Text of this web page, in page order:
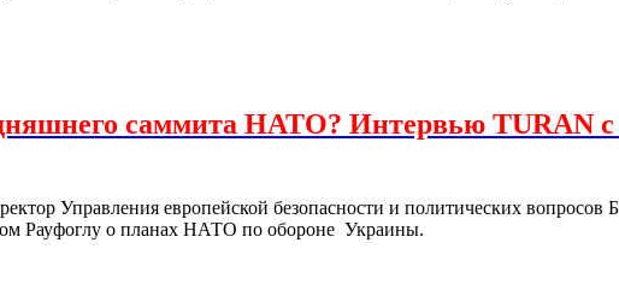
саммита НАТО? Интервью TURAN
Управления европейской безопасности и политических
Рауфоглу о планах НАТО по обороне Украины.